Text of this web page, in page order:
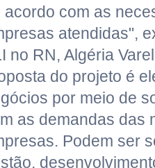
acordo com as
atendidas",
no RN, Algéria
do projeto é
por meio de
as demandas das
Podem ser